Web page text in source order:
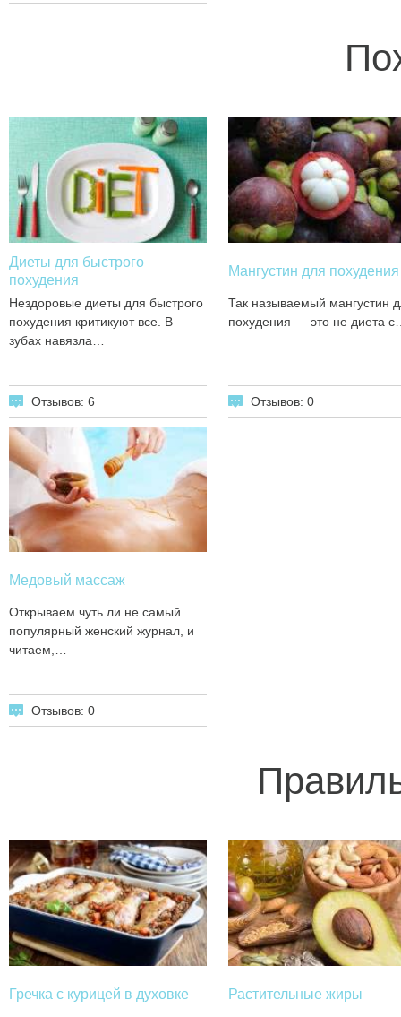
Диеты для быстрого
похудения
Нездоровые диеты для быстрого
похудения критикуют все. В
зубах навязла…
Отзывов: 6
Мангустин для похудения
Так называемый мангустин
похудения — это не диета
Отзывов: 0
Медовый массаж
Открываем чуть ли не самый
популярный женский журнал, и
читаем,…
Отзывов: 0
Гречка с курицей в духовке Растительные жиры